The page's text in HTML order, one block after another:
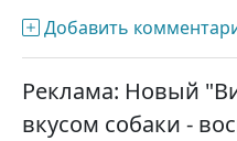
Добавить
Реклама: Новый
вкусом собаки -